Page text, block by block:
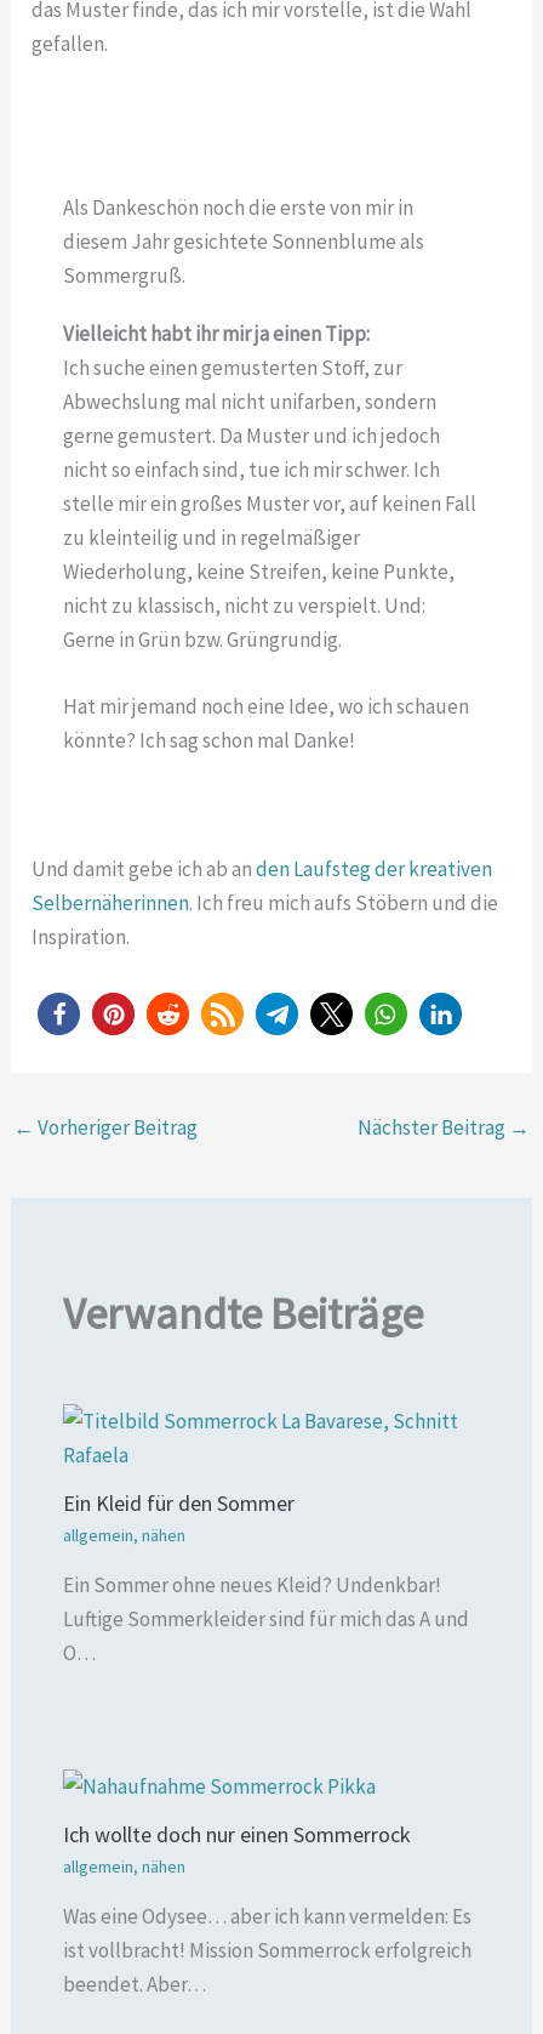
das Muster finde, das ich mir vorstelle, ist die Wahl
gefallen.
Als Dankeschön noch die erste von mir in
diesem Jahr gesichtete Sonnenblume als
Sommergruß.
Vielleicht habt ihr mir ja einen Tipp:
Ich suche einen gemusterten Stoff, zur
Abwechslung mal nicht unifarben, sondern
gerne gemustert. Da Muster und ich jedoch
nicht so einfach sind, tue ich mir schwer. Ich
stelle mir ein großes Muster vor, auf keinen Fall
zu kleinteilig und in regelmäßiger
Wiederholung, keine Streifen, keine Punkte,
nicht zu klassisch, nicht zu verspielt. Und:
Gerne in Grün bzw. Grüngrundig.
Hat mir jemand noch eine Idee, wo ich schauen
könnte? Ich sag schon mal Danke!
Und damit gebe ich ab anden Laufsteg der kreativen
Selbernäherinnen. Ich freu mich aufs Stöbern und die
Inspiration.
← Vorheriger Beitrag Nächster Beitrag →
Verwandte Beiträge
Ein Kleid für den Sommer
allgemein, nähen
Ein Sommer ohne neues Kleid? Undenkbar!
Luftige Sommerkleider sind für mich das A und
O…
Ich wollte doch nur einen Sommerrock
allgemein, nähen
Was eine Odysee… aber ich kann vermelden: Es
ist vollbracht! Mission Sommerrock erfolgreich
beendet. Aber…